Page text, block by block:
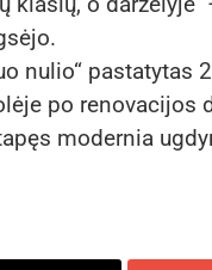
nulio“ pastatytas
po renovacijos
modernia